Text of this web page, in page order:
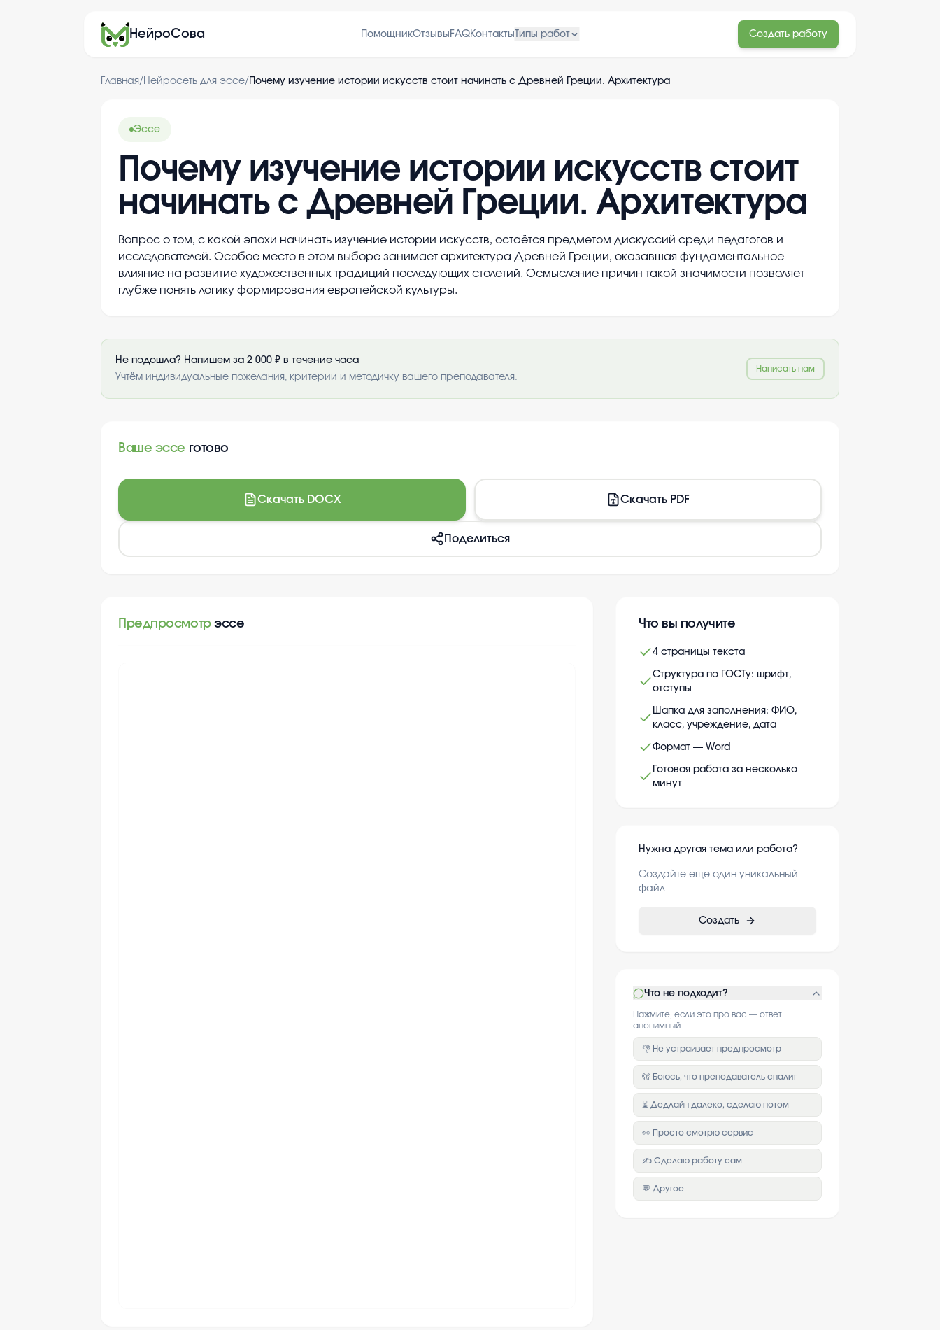
НейроСова ПомощникОтзывы FAQКонтакты Типы работ Создать работу
Главная/ Нейросеть для эссе/ Почему изучение истории искусств стоит начинать с Древней Греции. Архитектура
Эссе
Почему изучение истории искусств стоит
начинать с Древней Греции. Архитектура
Вопрос о том, с какой эпохи начинать изучение истории искусств, остаётся предметом дискуссий среди педагогов и
исследователей. Особое место в этом выборе занимает архитектура Древней Греции, оказавшая фундаментальное
влияние на развитие художественных традиций последующих столетий. Осмысление причин такой значимости позволяет
глубже понять логику формирования европейской культуры.
Не подошла? Напишем за 2 000 ₽ в течение часа
Учтём индивидуальные пожелания, критерии и методичку вашего преподавателя.
Написать нам
Ваше эссе готово
Скачать DOCX Скачать PDF
Поделиться
Предпросмотр эссе Что вы получите
4 страницы текста
Структура по ГОСТу: шрифт,
отступы
Шапка для заполнения: ФИО,
класс, учреждение, дата
Формат — Word
Готовая работа за несколько
минут
Нужна другая тема или работа?
Создайте еще один уникальный
файл
Создать
Что не подходит?
Нажмите, если это про вас — ответ
анонимный
👎 Не устраивает предпросмотр
🫣 Боюсь, что преподаватель спалит
⏳ Дедлайн далеко, сделаю потом
👀 Просто смотрю сервис
✍️ Сделаю работу сам
💬 Другое